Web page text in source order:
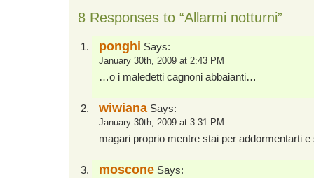
8 Responses to “Allarmi notturni”
ponghi Says:
January 30th, 2009 at 2:43 PM
…o i maledetti cagnoni abbaianti…
wiwiana Says:
January 30th, 2009 at 3:31 PM
magari proprio mentre stai per addormentarti
moscone Says: